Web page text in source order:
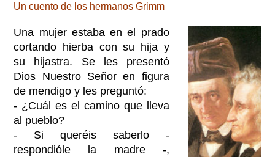
Un cuento de los hermanos Grimm
Una mujer estaba en el prado
cortando hierba con su hija y
su hijastra. Se les presentó
Dios Nuestro Señor en figura
de mendigo y les preguntó:
- ¿Cuál es el camino que lleva
al pueblo?
- Si queréis saberlo -
respondióle la madre -,